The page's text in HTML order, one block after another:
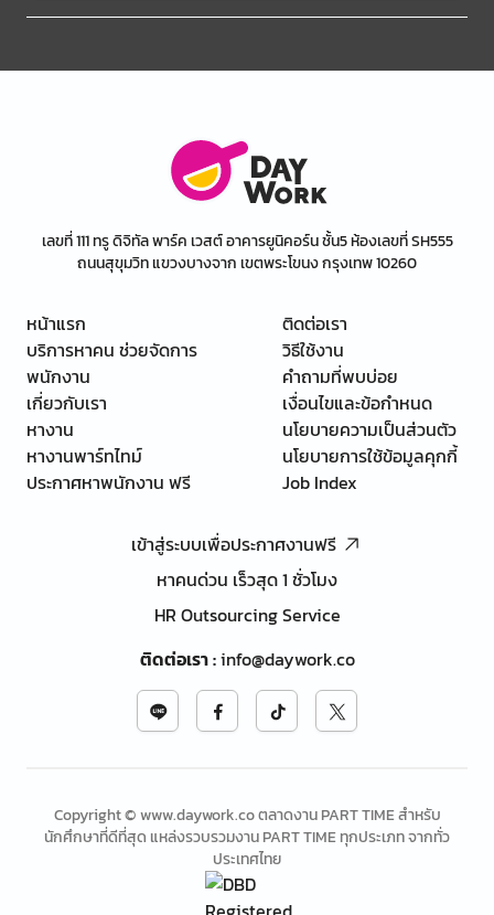
เลขที่ 111 ทรู ดิจิทัล พาร์ค เวสต์ อาคารยูนิคอร์น ชั้น5 ห้องเลขที่ SH555
ถนนสุขุมวิท แขวงบางจาก เขตพระโขนง กรุงเทพ 10260
หน้าแรก
บริการหาคน ช่วยจัดการ
พนักงาน
เกี่ยวกับเรา
หางาน
หางานพาร์ทไทม์
ประกาศหาพนักงาน ฟรี
ติดต่อเรา
วิธีใช้งาน
คำถามที่พบบ่อย
เงื่อนไขและข้อกำหนด
นโยบายความเป็นส่วนตัว
นโยบายการใช้ข้อมูลคุกกี้
Job Index
เข้าสู่ระบบเพื่อประกาศงานฟรี
หาคนด่วน เร็วสุด 1 ชั่วโมง
HR Outsourcing Service
ติดต่อเรา:info@daywork.co
Copyright © www.daywork.co ตลาดงาน PART TIME สำหรับ
นักศึกษาที่ดีที่สุด แหล่งรวบรวมงาน PART TIME ทุกประเภท จากทั่ว
ประเทศไทย